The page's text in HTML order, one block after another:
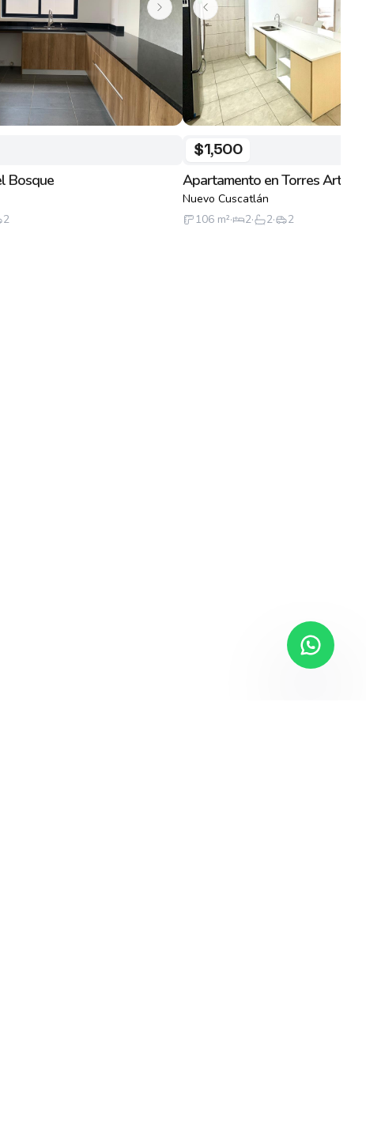
Bosque
2
$1,500
Apartamento en Torres Artea
Nuevo Cuscatlán
106 m²· 2· 2· 2